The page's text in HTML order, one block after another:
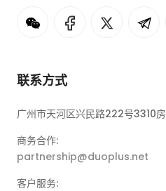
联系方式
广州市天河区兴民路222号3310房
商务合作:
partnership@duoplus.net
客户服务: